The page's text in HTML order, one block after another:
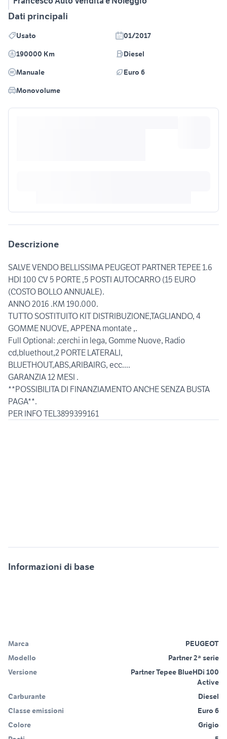
Dati principali
Usato
01/2017
190000 Km
Diesel
Manuale
Euro 6
Monovolume
Descrizione
SALVE VENDO BELLISSIMA PEUGEOT PARTNER TEPEE 1.6
HDI 100 CV 5 PORTE ,5 POSTI AUTOCARRO (15 EURO
(COSTO BOLLO ANNUALE).
ANNO 2016 .KM 190.000.
TUTTO SOSTITUITO KIT DISTRIBUZIONE,TAGLIANDO, 4
GOMME NUOVE, APPENA montate ,.
Full Optional: ,cerchi in lega, Gomme Nuove, Radio
cd,bluethout,2 PORTE LATERALI,
BLUETHOUT,ABS,ARIBAIRG, ecc....
GARANZIA 12 MESI .
**POSSIBILITA DI FINANZIAMENTO ANCHE SENZA BUSTA
PAGA**.
Informazioni di base
Marca
PEUGEOT
Modello
Partner 2ª serie
Versione
Partner Tepee BlueHDi 100
Active
Carburante
Diesel
Classe emissioni
Euro 6
Colore
Grigio